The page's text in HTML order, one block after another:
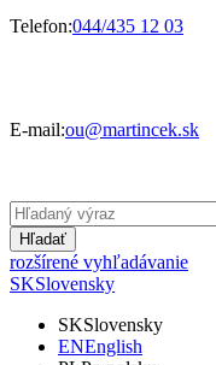
Telefon:044/435 12 03
E-mail:ou@martincek.sk
Hľadať
rozšírené vyhľadávanie
SKSlovensky
SKSlovensky
ENEnglish